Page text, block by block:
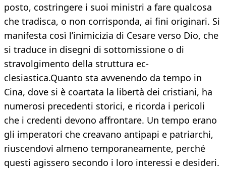
posto, costringere i suoi mi­nistri a fare qualcosa
che tradisca, o non corrisponda, ai fini originari. Si
manife­sta così l’inimicizia di Cesare verso Dio, che
si traduce in disegni di sottomissio­ne o di
stravolgimento della struttura ec­
clesiastica.Quanto sta avvenendo da tempo in
Cina, dove si è coartata la libertà dei cristiani, ha
numerosi precedenti sto­rici, e ricorda i pericoli
che i credenti de­vono affrontare. Un tempo erano
gli imperatori che crea­vano antipapi e patriarchi,
riuscendovi almeno temporaneamente, perché
que­sti agissero secondo i loro interessi e de­sideri.